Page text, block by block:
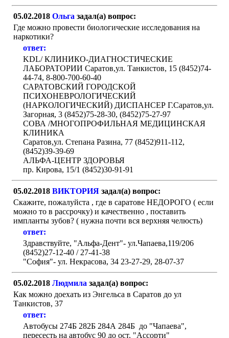
05.02.2018 Ольга задал(а) вопрос:
Где можно провести биологические исследования на
наркотики?
ответ:
KDL/ КЛИНИКО-ДИАГНОСТИЧЕСКИЕ
ЛАБОРАТОРИИ Саратов,ул. Танкистов, 15 (8452)74-
44-74, 8-800-700-60-40
САРАТОВСКИЙ ГОРОДСКОЙ
ПСИХОНЕВРОЛОГИЧЕСКИЙ
(НАРКОЛОГИЧЕСКИЙ) ДИСПАНСЕР Г.Саратов,ул.
Загорная, 3 (8452)75-28-30, (8452)75-27-97
СОВА /МНОГОПРОФИЛЬНАЯ МЕДИЦИНСКАЯ
КЛИНИКА
Саратов,ул. Степана Разина, 77 (8452)911-112,
(8452)39-39-69
АЛЬФА-ЦЕНТР ЗДОРОВЬЯ
пр. Кирова, 15/1 (8452)30-91-91
05.02.2018 ВИКТОРИЯ задал(а) вопрос:
Скажите, пожалуйста , где в саратове НЕДОРОГО ( если
можно то в рассрочку) и качественно , поставить
импланты зубов? ( нужна почти вся верхняя челюсть)
ответ:
Здравствуйте, "Альфа-Дент"- ул.Чапаева,119/206
(8452)27-12-40 / 27-41-38
"София"- ул. Некрасова, 34 23-27-29, 28-07-37
05.02.2018 Людмила задал(а) вопрос:
Как можно доехать из Энгельса в Саратов до ул
Танкистов, 37
ответ:
Автобусы 274Б 282Б 284А 284Б до "Чапаева",
пересесть на автобус 90 до ост. "Ассорти"